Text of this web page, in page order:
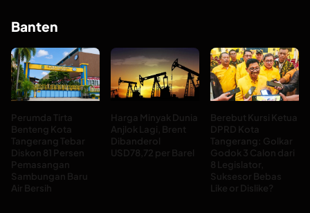
Banten
Perumda Tirta
Benteng Kota
Tangerang Tebar
Diskon 81 Persen
Pemasangan
Sambungan Baru
Air Bersih
Harga Minyak Dunia
Anjlok Lagi, Brent
Dibanderol
USD78,72 per Barel
Berebut Kursi Ketua
DPRD Kota
Tangerang: Golkar
Godok 3 Calon dari
8 Legislator,
Suksesor Bebas
Like or Dislike?